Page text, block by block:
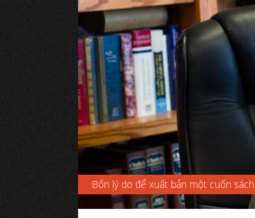
Bốn lý do để xuất bản một cuốn